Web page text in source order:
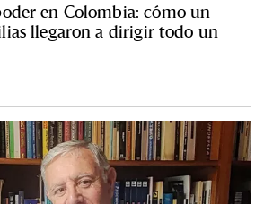
en Colombia: cómo un
llegaron a dirigir todo un